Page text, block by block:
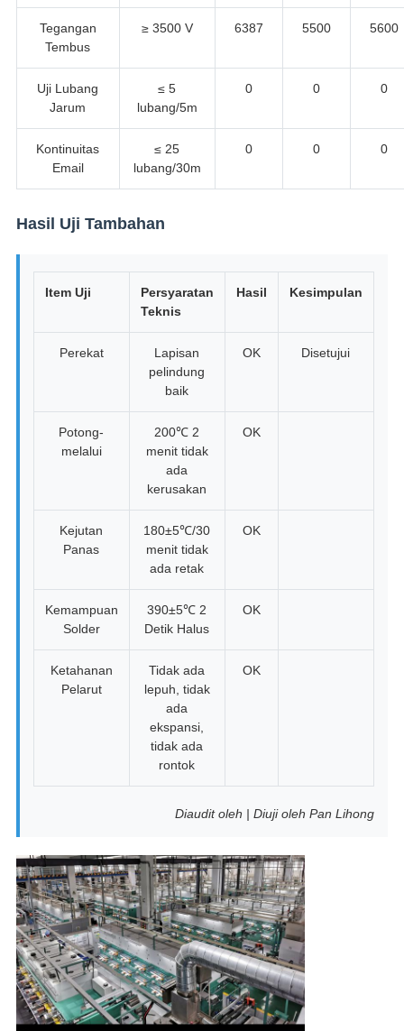
Tegangan
Tembus
≥ 3500 V 6387 5500 5600
Uji Lubang
Jarum
≤ 5
lubang/5m
0 0 0
Kontinuitas
Email
≤ 25
lubang/30m
0 0 0
Hasil Uji Tambahan
Item Uji
Persyaratan
Teknis
Hasil Kesimpulan
Perekat
Lapisan
pelindung
baik
OK Disetujui
Potong-
melalui
200℃ 2
menit tidak
ada
kerusakan
OK
Kejutan
Panas
180±5℃/30
menit tidak
ada retak
OK
Kemampuan
Solder
390±5℃ 2
Detik Halus
OK
Ketahanan
Pelarut
Tidak ada
lepuh, tidak
ada
ekspansi,
tidak ada
rontok
OK
Diaudit oleh | Diuji oleh Pan Lihong